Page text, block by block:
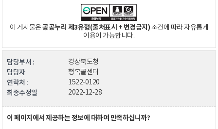
이 게시물은공공누리 제3유형(출처표시 + 변경금지)조건에 따라 자유롭게
이용이 가능합니다.
담당부서 : 경상북도청
담당자 행복콜센터
연락처 : 1522-0120
최종수정일 2022-12-28
이 페이지에서 제공하는 정보에 대하여 만족하십니까?